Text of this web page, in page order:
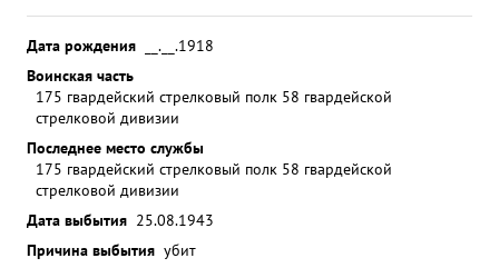
Дата рождения
__.__.1918
Воинская часть
175 гвардейский стрелковый полк 58 гвардейской
стрелковой дивизии
Последнее место службы
175 гвардейский стрелковый полк 58 гвардейской
стрелковой дивизии
Дата выбытия 25.08.1943
Причина выбытия убит